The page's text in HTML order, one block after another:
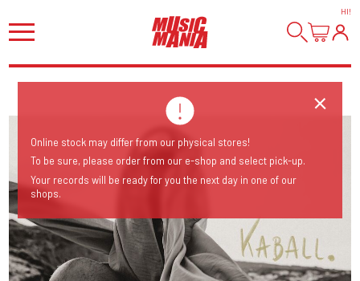
HI!
Online stock may differ from our physical stores!
To be sure, please order from our e-shop and select pick-up.
Your records will be ready for you the next day in one of our
shops.